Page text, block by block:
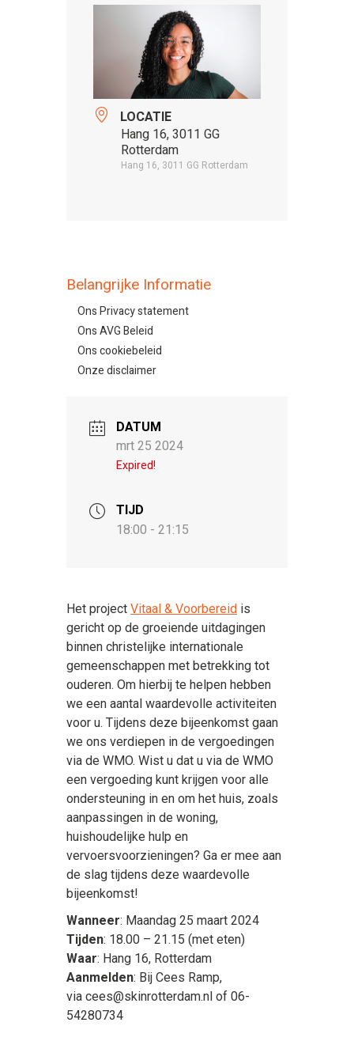
LOCATIE
Hang 16, 3011 GG
Rotterdam
Hang 16, 3011 GG Rotterdam
Belangrijke Informatie
Ons Privacy statement
Ons AVG Beleid
Ons cookiebeleid
Onze disclaimer
DATUM
mrt 25 2024
Expired!
TIJD
18:00 - 21:15
Het project Vitaal & Voorbereid is
gericht op de groeiende uitdagingen
binnen christelijke internationale
gemeenschappen met betrekking tot
ouderen. Om hierbij te helpen hebben
we een aantal waardevolle activiteiten
voor u. Tijdens deze bijeenkomst gaan
we ons verdiepen in de vergoedingen
via de WMO. Wist u dat u via de WMO
een vergoeding kunt krijgen voor alle
ondersteuning in en om het huis, zoals
aanpassingen in de woning,
huishoudelijke hulp en
vervoersvoorzieningen? Ga er mee aan
de slag tijdens deze waardevolle
bijeenkomst!
Wanneer: Maandag 25 maart 2024
Tijden: 18.00 – 21.15 (met eten)
Waar: Hang 16, Rotterdam
Aanmelden: Bij Cees Ramp,
via cees@skinrotterdam.nl of 06-
54280734